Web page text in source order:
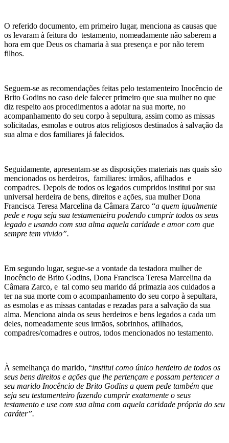
O referido documento, em primeiro lugar, menciona as causas que
os levaram à feitura do testamento, nomeadamente não saberem a
hora em que Deus os chamaria à sua presença e por não terem
filhos.
Seguem-se as recomendações feitas pelo testamenteiro Inocêncio de
Brito Godins no caso dele falecer primeiro que sua mulher no que
diz respeito aos procedimentos a adotar na sua morte, no
acompanhamento do seu corpo à sepultura, assim como as missas
solicitadas, esmolas e outros atos religiosos destinados à salvação da
sua alma e dos familiares já falecidos.
Seguidamente, apresentam-se as disposições materiais nas quais são
mencionados os herdeiros, familiares: irmãos, afilhados e
compadres. Depois de todos os legados cumpridos institui por sua
universal herdeira de bens, direitos e ações, sua mulher Dona
Francisca Teresa Marcelina da Câmara Zarco “a quem igualmente
pede e roga seja sua testamenteira podendo cumprir todos os seus
legado e usando com sua alma aquela caridade e amor com que
sempre tem vivido”.
Em segundo lugar, segue-se a vontade da testadora mulher de
Inocêncio de Brito Godins, Dona Francisca Teresa Marcelina da
Câmara Zarco, e tal como seu marido dá primazia aos cuidados a
ter na sua morte com o acompanhamento do seu corpo à sepultara,
as esmolas e as missas cantadas e rezadas para a salvação da sua
alma. Menciona ainda os seus herdeiros e bens legados a cada um
deles, nomeadamente seus irmãos, sobrinhos, afilhados,
compadres/comadres e outros, todos mencionados no testamento.
À semelhança do marido, “institui como único herdeiro de todos os
seus bens direitos e ações que lhe pertençam e possam pertencer a
seu marido Inocêncio de Brito Godins a quem pede também que
seja seu testamenteiro fazendo cumprir exatamente o seus
testamento e use com sua alma com aquela caridade própria do seu
caráter”.